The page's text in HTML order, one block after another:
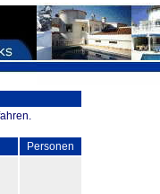
Personen